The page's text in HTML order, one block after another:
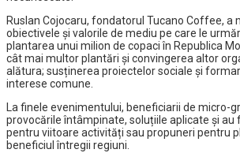
Ruslan Cojocaru, fondatorul Tucano Coffee, a
obiectivele și valorile de mediu pe care le
plantarea unui milion de copaci în Republica
cât mai multor plantări și convingerea altor
alătura; susținerea proiectelor sociale și
interese comune.
La finele evenimentului, beneficiarii de micro-
provocările întâmpinate, soluțiile aplicate și
pentru viitoare activități sau propuneri pentru
beneficiul întregii regiuni.